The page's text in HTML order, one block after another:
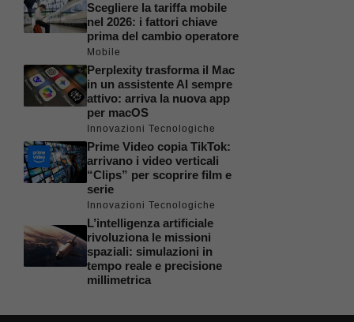
Scegliere la tariffa mobile
nel 2026: i fattori chiave
prima del cambio operatore
Mobile
Perplexity trasforma il Mac
in un assistente AI sempre
attivo: arriva la nuova app
per macOS
Innovazioni Tecnologiche
Prime Video copia TikTok:
arrivano i video verticali
“Clips” per scoprire film e
serie
Innovazioni Tecnologiche
L’intelligenza artificiale
rivoluziona le missioni
spaziali: simulazioni in
tempo reale e precisione
millimetrica